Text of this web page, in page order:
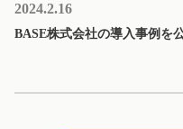
2024.2.16
BASE株式会社の導入事例を